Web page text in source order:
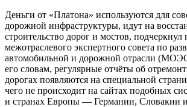
Деньги от «Платона» используются для
дорожной инфраструктуры, идут на
строительство дорог и мостов, подчеркнул
межотраслевого экспертного совета по
автомобильной и дорожной отрасли
его словам, регулярные отчёты об
дорогах появляются на специальной
чего не происходит на сайтах подобных
и странах Европы — Германии, Словакии